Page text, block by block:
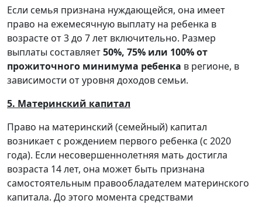
Если семья признана нуждающейся, она имеет
право на ежемесячную выплату на ребенка в
возрасте от 3 до 7 лет включительно. Размер
выплаты составляет50%, 75% или 100% от
прожиточного минимума ребенка в регионе, в
зависимости от уровня доходов семьи.
5. Материнский капитал
Право на материнский (семейный) капитал
возникает с рождением первого ребенка (с 2020
года). Если несовершеннолетняя мать достигла
возраста 14 лет, она может быть признана
самостоятельным правообладателем материнского
капитала. До этого момента средствами